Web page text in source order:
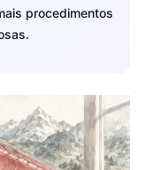
procedimentos